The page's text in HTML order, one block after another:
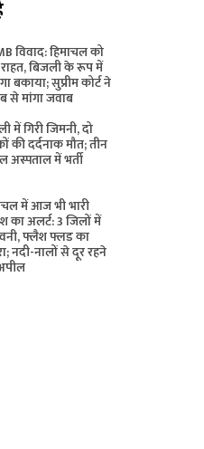
विवाद: हिमाचल को
बिजली के रूप में
बकाया; सुप्रीम कोर्ट ने
से मांगा जवाब
में गिरी जिमनी, दो
की दर्दनाक मौत; तीन
अस्पताल में भर्ती
में आज भी भारी
का अलर्ट: 3 जिलों में
फ्लैश फ्लड का
नदी-नालों से दूर रहने